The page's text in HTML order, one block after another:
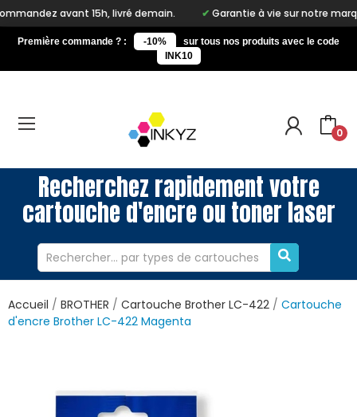
15h, livré demain. Garantie à vie sur notre marque Inkyz
Première commande ? : -10%
sur tous nos produits avec le code
INK10
0
Recherchez rapidement votre
cartouche d'encre ou toner laser
Accueil BROTHER Cartouche Brother LC-422
Cartouche
d'encre Brother LC-422 Magenta